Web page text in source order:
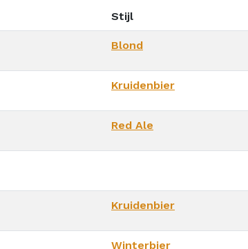
Stijl
Blond
Kruidenbier
Red Ale
Kruidenbier
Winterbier